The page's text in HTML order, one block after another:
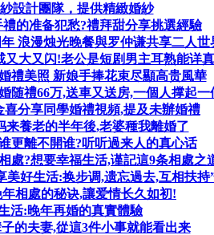
設計團隊，提供精緻婚紗
的准备犯愁?禮拜甜分享挑選經驗
浪漫烛光晚餐與罗仲谦共享二人世
又大又闪!老公是短剧男主耳熟能详
禮美照 新娘手捧花束尽顯高贵風華
随禮66万,送車又送房,一個人撑起一
喜分享同學婚禮視頻,提及未辦婚禮
来養老的半年後,老婆種我離婚了
更離不開谁?听听過来人的真心话
處?想要幸福生活,谨記這9条相處之
美好生活:换步调,遗忘過去,互相扶持
相處的秘诀,讓爱情长久如初!
活:晚年再婚的真實體驗
的夫妻,從這3件小事就能看出来